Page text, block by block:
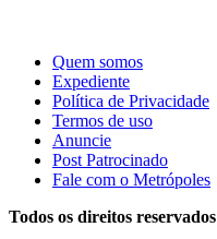
Quem somos
Expediente
Política de Privacidade
Termos de uso
Anuncie
Post Patrocinado
Fale com o Metrópoles
Todos os direitos reservados